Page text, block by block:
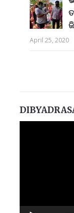
April 25, 2020